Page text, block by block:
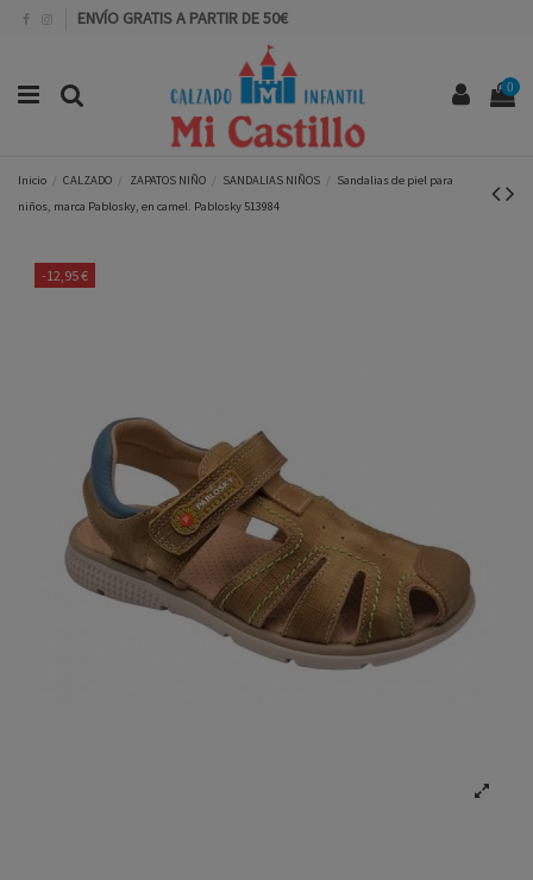
ENVÍO GRATIS A PARTIR DE 50€
0
Inicio CALZADO ZAPATOS NIÑO SANDALIAS NIÑOS
Sandalias de piel para
niños, marca Pablosky, en camel. Pablosky 513984
-12,95 €